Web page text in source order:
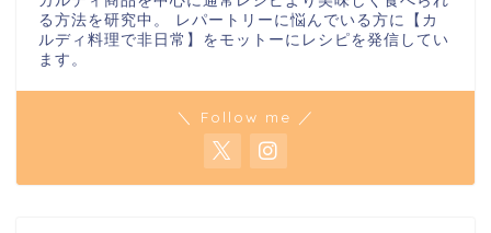
る方法を研究中。 レパートリーに悩んでいる方に【カ
ルディ料理で非日常】をモットーにレシピを発信してい
ます。
＼ Follow me ／